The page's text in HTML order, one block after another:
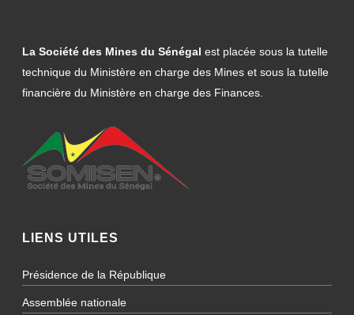
La Société des Mines du Sénégal est placée sous la tutelle
technique du Ministère en charge des Mines et sous la tutelle
financière du Ministère en charge des Finances.
LIENS UTILES
Présidence de la République
Assemblée nationale